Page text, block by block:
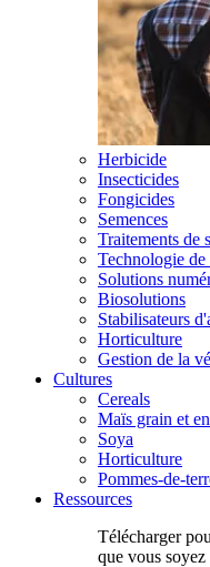
Herbicide
Insecticides
Fongicides
Semences
Traitements de
Technologie de
Solutions
Biosolutions
Stabilisateurs
Horticulture
Gestion de la
Cultures
Cereals
Maïs grain et
Soya
Horticulture
Pommes-de-
Ressources
Télécharger
que vous soyez